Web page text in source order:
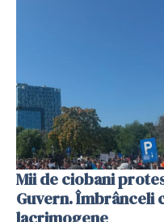
Mii de ciobani
Guvern. Îmbrânceli